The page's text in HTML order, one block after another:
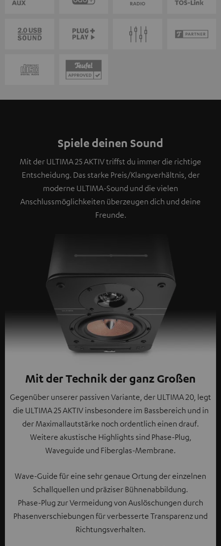
Spiele deinen Sound
Mit der ULTIMA 25 AKTIV triffst du immer die richtige
Entscheidung. Das starke Preis/Klangverhältnis, der
moderne ULTIMA-Sound und die vielen
Anschlussmöglichkeiten überzeugen dich und deine
Freunde.
Mit der Technik der ganz Großen
Gegenüber unserer passiven Variante, der ULTIMA 20, legt
die ULTIMA 25 AKTIV insbesondere im Bassbereich und in
der Maximallautstärke noch ordentlich einen drauf.
Weitere akustische Highlights sind Phase-Plug,
Waveguide und Fiberglas-Membrane.
Wave-Guide für eine sehr genaue Ortung der einzelnen
Schallquellen und präziser Bühnenabbildung.
Phase-Plug zur Vermeidung von Auslöschungen durch
Phasenverschiebungen für verbesserte Transparenz und
Richtungsverhalten.